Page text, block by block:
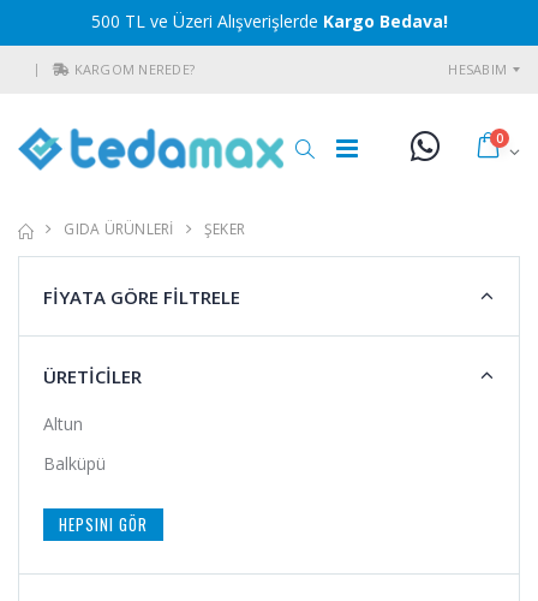
500 TL ve Üzeri Alışverişlerde Kargo Bedava!
KARGOM NEREDE? HESABIM
0
GIDA ÜRÜNLERİ ŞEKER
FİYATA GÖRE FİLTRELE
ÜRETİCİLER
Altun
Balküpü
HEPSINI GÖR